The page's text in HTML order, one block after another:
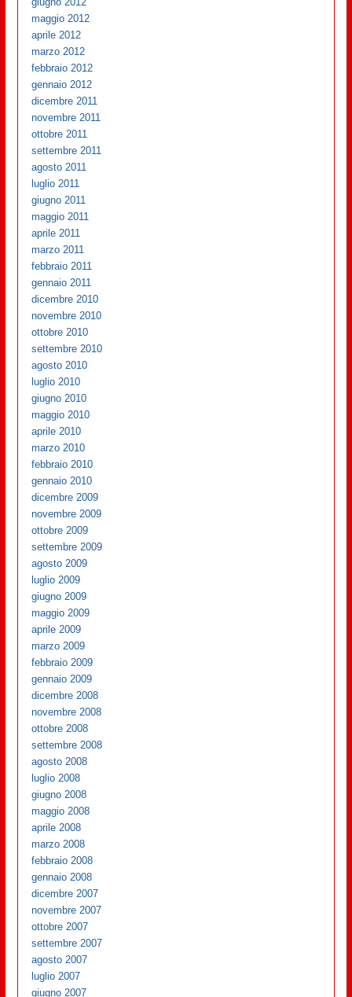
maggio 2012
aprile 2012
marzo 2012
febbraio 2012
gennaio 2012
dicembre 2011
novembre 2011
ottobre 2011
settembre 2011
agosto 2011
luglio 2011
giugno 2011
maggio 2011
aprile 2011
marzo 2011
febbraio 2011
gennaio 2011
dicembre 2010
novembre 2010
ottobre 2010
settembre 2010
agosto 2010
luglio 2010
giugno 2010
maggio 2010
aprile 2010
marzo 2010
febbraio 2010
gennaio 2010
dicembre 2009
novembre 2009
ottobre 2009
settembre 2009
agosto 2009
luglio 2009
giugno 2009
maggio 2009
aprile 2009
marzo 2009
febbraio 2009
gennaio 2009
dicembre 2008
novembre 2008
ottobre 2008
settembre 2008
agosto 2008
luglio 2008
giugno 2008
maggio 2008
aprile 2008
marzo 2008
febbraio 2008
gennaio 2008
dicembre 2007
novembre 2007
ottobre 2007
settembre 2007
agosto 2007
luglio 2007
giugno 2007